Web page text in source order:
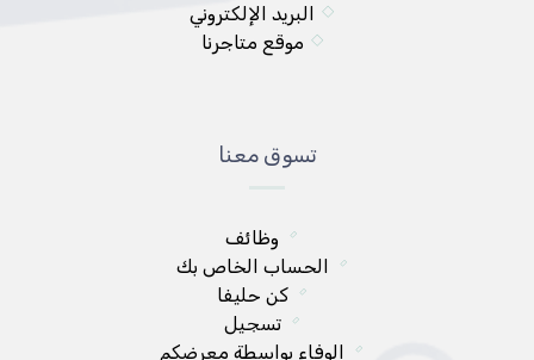
البريد الإلكتروني
موقع متاجرنا
تسوق معنا
وظائف
الحساب الخاص بك
كن حليفا
تسجيل
الوفاء بواسطة معرضكم